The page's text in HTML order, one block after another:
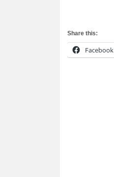
Share this:
Facebook